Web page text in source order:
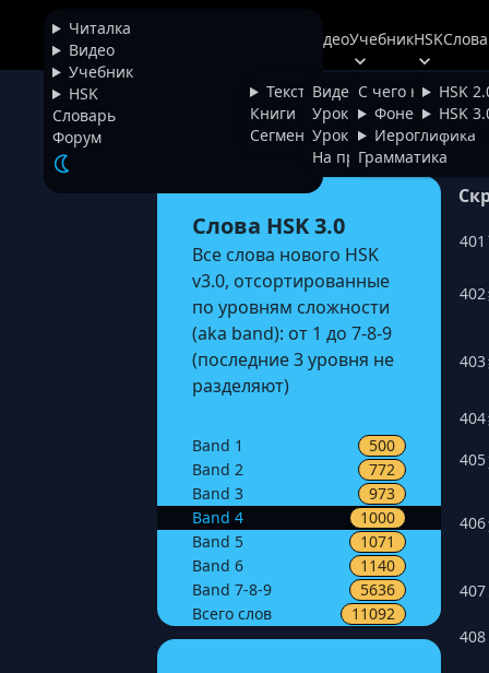
Читалка
Видео
Учебник
HSK
Словарь
Форум
Chinese
Тексты
Книги
Сегментатор
Видео
Видео
Уроки фонетики
Уроки иероглифики
На проверке
Учебник
С чего начать
Фонетика
Иероглифика
Грамматика
HSK
HSK
HSK
Вся лексика HSK 3.0
Слова HSK 3.0
Все слова нового HSK
v3.0, отсортированные
по уровням сложности
(aka band): от 1 до 7-8-9
(последние 3 уровня не
разделяют)
Band 1
500
Band 2
772
Band 3
973
Band 4
1000
Band 5
1071
Band 6
1140
Band 7-8-9
5636
Всего слов
11092
401
402
403
404
405
406
407
408